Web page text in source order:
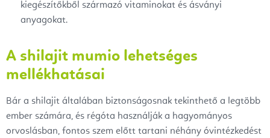
kiegészítőkből származó vitaminokat és ásványi
anyagokat.
A shilajit mumio lehetséges
mellékhatásai
Bár a shilajit általában biztonságosnak tekinthető a legtöbb
ember számára, és régóta használják a hagyományos
orvoslásban, fontos szem előtt tartani néhány óvintézkedést